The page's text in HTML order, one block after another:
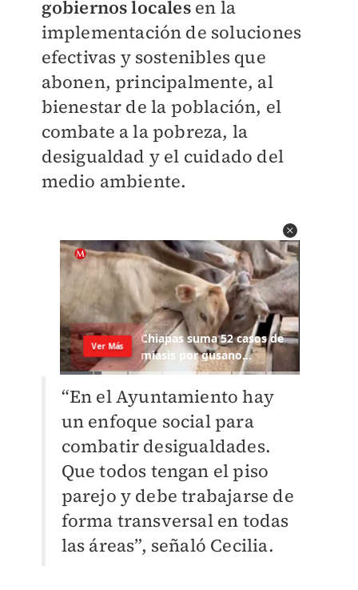
gobiernos localesen la
implementación de soluciones
efectivas y sostenibles que
abonen, principalmente, al
bienestar de la población, el
combate a la pobreza, la
desigualdad y el cuidado del
medio ambiente.
“En el Ayuntamiento hay
un enfoque social para
combatir desigualdades.
Que todos tengan el piso
parejo y debe trabajarse de
forma transversal en todas
las áreas”, señaló Cecilia.